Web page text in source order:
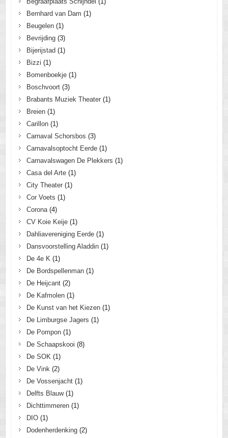
Bernhard van Dam (1)
Beugelen(1)
Bevrijding(3)
Bijerijstad (1)
Bizzi (1)
Bomenboekje(1)
Boschvoort(3)
Brabants Muziek Theater(1)
Breien(1)
Carillon(1)
Carnaval Schorsbos (3)
Carnavalsoptocht Eerde(1)
Carnavalswagen De Plekkers (1)
Casa del Arte(1)
City Theater(1)
Cor Voets (1)
Corona(4)
CV Koie Keije(1)
Dahliavereniging Eerde(1)
Dansvoorstelling Aladdin(1)
De 4e K(1)
De Bordspellenman(1)
De Heijcant(2)
De Kafmolen(1)
De Kunst van het Kiezen(1)
De Limburgse Jagers (1)
De Pompon(1)
De Schaapskooi (8)
De SOK(1)
De Vink(2)
De Vossenjacht(1)
Delfts Blauw(1)
Dichttimmeren(1)
DIO(1)
Dodenherdenking(2)